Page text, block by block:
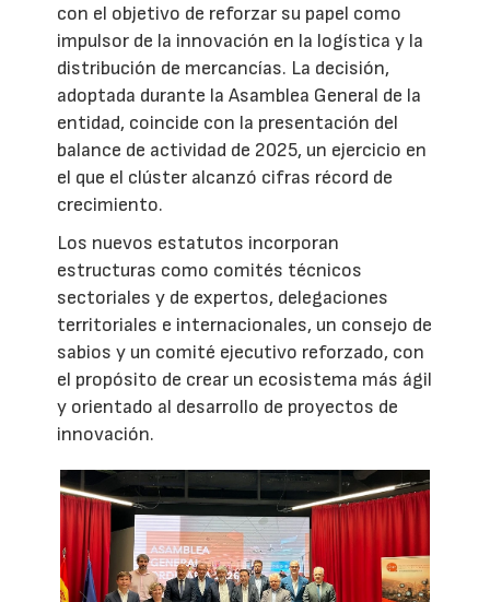
con el objetivo de reforzar su papel como
impulsor de la innovación en la logística y la
distribución de mercancías. La decisión,
adoptada durante la Asamblea General de la
entidad, coincide con la presentación del
balance de actividad de 2025, un ejercicio en
el que el clúster alcanzó cifras récord de
crecimiento.
Los nuevos estatutos incorporan
estructuras como comités técnicos
sectoriales y de expertos, delegaciones
territoriales e internacionales, un consejo de
sabios y un comité ejecutivo reforzado, con
el propósito de crear un ecosistema más ágil
y orientado al desarrollo de proyectos de
innovación.